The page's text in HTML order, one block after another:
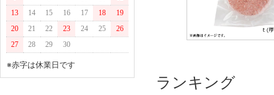
13
14 15 16 17 18
19
20
21 22 23 24 25
26
27
28 29 30
※赤字は休業日です
ランキング